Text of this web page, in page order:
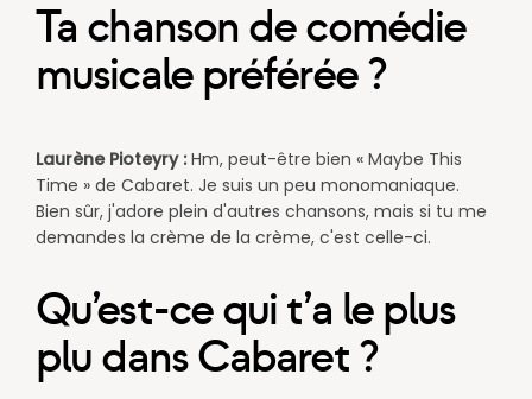
Ta chanson de comédie
musicale préférée ?
Laurène Pioteyry :Hm, peut-être bien « Maybe This
Time » de Cabaret. Je suis un peu monomaniaque.
Bien sûr, j'adore plein d'autres chansons, mais si tu me
demandes la crème de la crème, c'est celle-ci.​
Qu’est-ce qui t’a le plus
plu dans Cabaret ?